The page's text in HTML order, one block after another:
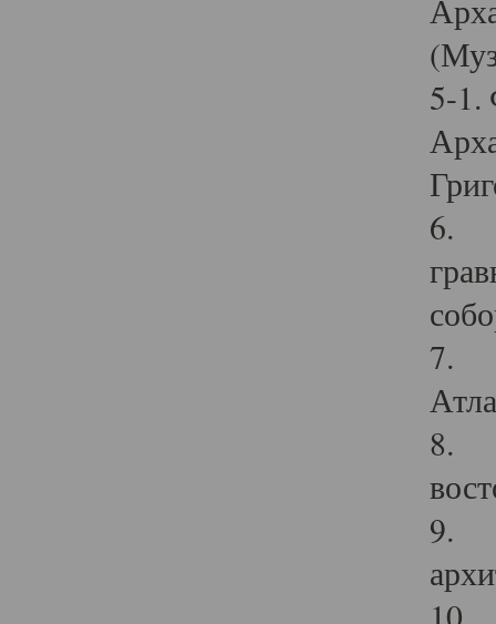
5-1.
6.
7.
8.
9.